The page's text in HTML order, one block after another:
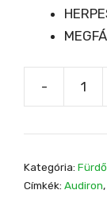
-
Kategória:
Címkék: Audiron,